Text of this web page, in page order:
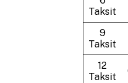
Taksit
9
Taksit
12
Taksit